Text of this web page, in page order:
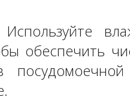
обеспечить